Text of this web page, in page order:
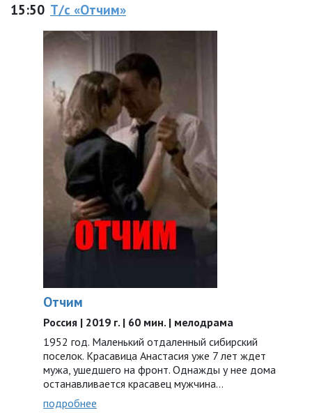
15:50 Т/с «Отчим»
Отчим
Россия | 2019 г. | 60 мин. | мелодрама
1952 год. Маленький отдаленный сибирский
поселок. Красавица Анастасия уже 7 лет ждет
мужа, ушедшего на фронт. Однажды у нее дома
останавливается красавец мужчина…
подробнее